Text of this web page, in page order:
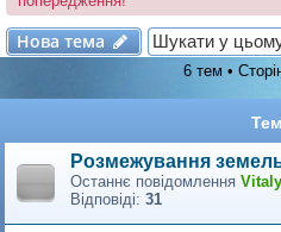
Нова тема
Нова тема
6 тем •
Тем
Розмежування
Останнє повідомлення
Відповіді: 31